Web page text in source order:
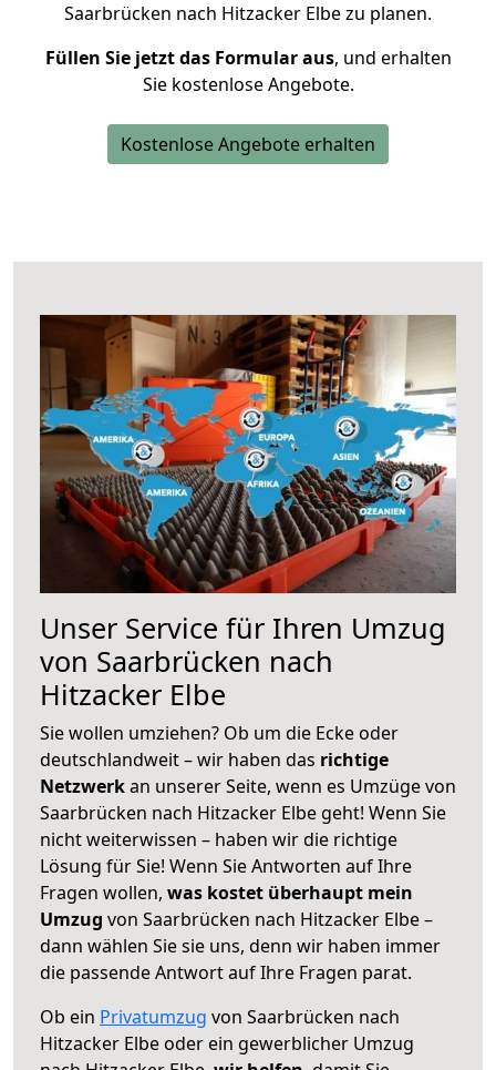
Saarbrücken nach Hitzacker Elbe zu planen.
Füllen Sie jetzt das Formular aus, und erhalten
Sie kostenlose Angebote.
Kostenlose Angebote erhalten
Unser Service für Ihren Umzug
von Saarbrücken nach
Hitzacker Elbe
Sie wollen umziehen? Ob um die Ecke oder
deutschlandweit – wir haben das richtige
Netzwerkan unserer Seite, wenn es Umzüge von
Saarbrücken nach Hitzacker Elbe geht! Wenn Sie
nicht weiterwissen – haben wir die richtige
Lösung für Sie! Wenn Sie Antworten auf Ihre
Fragen wollen, was kostet überhaupt mein
Umzug von Saarbrücken nach Hitzacker Elbe –
dann wählen Sie sie uns, denn wir haben immer
die passende Antwort auf Ihre Fragen parat.
Ob ein Privatumzug von Saarbrücken nach
Hitzacker Elbe oder ein gewerblicher Umzug